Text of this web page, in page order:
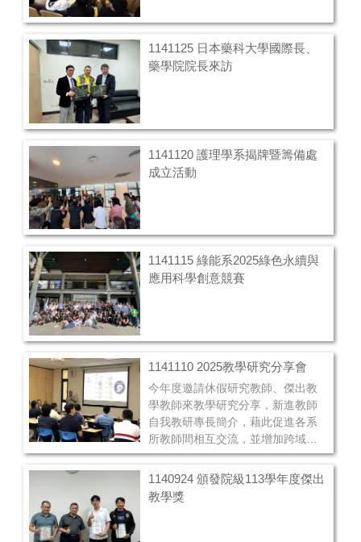
1141125 日本藥科大學國際長、
藥學院院長來訪
1141120 護理學系揭牌暨籌備處
成立活動
1141115 綠能系2025綠色永續與
應用科學創意競賽
1141110 2025教學研究分享會
今年度邀請休假研究教師、傑出教
學教師來教學研究分享，新進教師
自我教研專長簡介，藉此促進各系
所教師間相互交流，並增加跨域合
作之機會與創新教學模式之推展。
1140924 頒發院級113學年度傑出
教學獎